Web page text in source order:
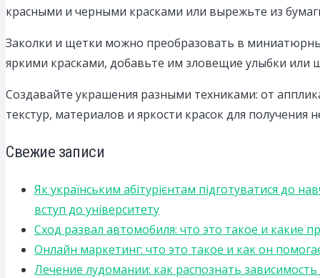
красными и черными красками или вырежьте из
Заколки и щетки можно преобразовать в
яркими красками, добавьте им зловещие улыбки или
Создавайте украшения разными техниками: от
текстур, материалов и яркости красок для получения
Свежие записи
Як українським абітурієнтам підготуватися до
вступ до університету
Сход развал автомобиля: что это такое и какие
Онлайн маркетинг: что это такое и как он
Лечение лудомании: как распознать